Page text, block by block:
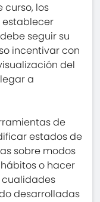
curso, los
seguir su
incentivar con
del
a
de
estados de
sobre modos
o hacer
desarrolladas